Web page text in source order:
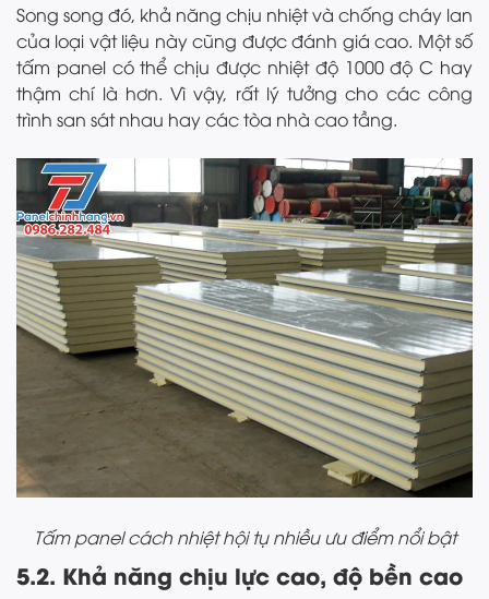
Song song đó, khả năng chịu nhiệt và chống cháy lan
của loại vật liệu này cũng được đánh giá cao. Một số
tấm panel có thể chịu được nhiệt độ 1000 độ C hay
thậm chí là hơn. Vì vậy, rất lý tưởng cho các công
trình san sát nhau hay các tòa nhà cao tầng.
Tấm panel cách nhiệt hội tụ nhiều ưu điểm nổi bật
5.2. Khả năng chịu lực cao, độ bền cao